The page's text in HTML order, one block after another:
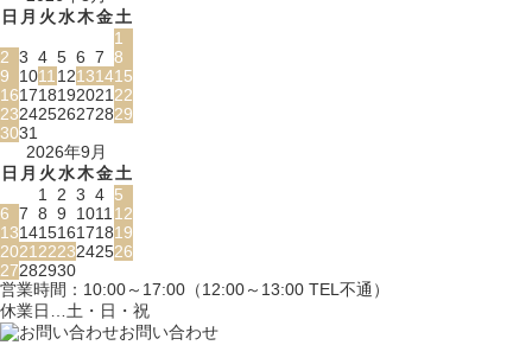
日 月 火水木金土
1
2 3 4 5 6 7 8
9
1011 12131415
161718192021 22
23242526272829
3031
2026年9月
日 月 火水木金土
1
2 3 4 5
6 7 8 9 1011 12
13141516171819
2021 2223242526
27282930
営業時間：10:00～17:00（12:00～13:00 TEL不通）
休業日…土・日・祝
お問い合わせ